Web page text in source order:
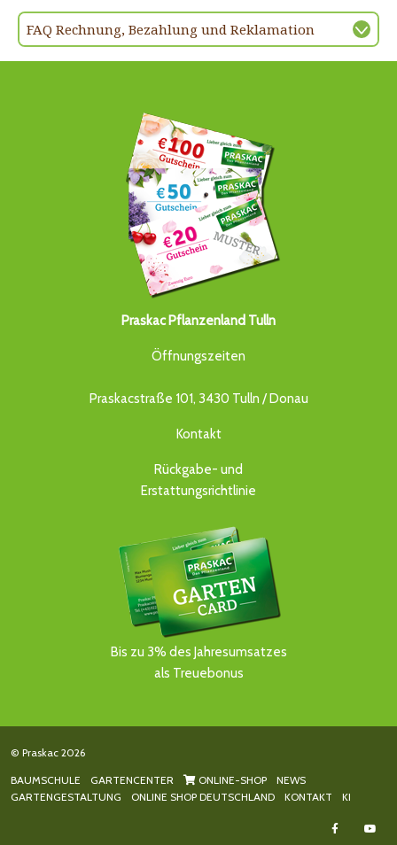
FAQ Rechnung, Bezahlung und Reklamation
Praskac Pflanzenland Tulln
Öffnungszeiten
Praskacstraße 101, 3430 Tulln / Donau
Kontakt
Rückgabe- und
Erstattungsrichtlinie
Bis zu 3% des Jahresumsatzes
als Treuebonus
© Praskac 2026
BAUMSCHULE GARTENCENTER ONLINE-SHOP
NEWS
GARTENGESTALTUNG
ONLINE SHOP DEUTSCHLAND KONTAKT KI